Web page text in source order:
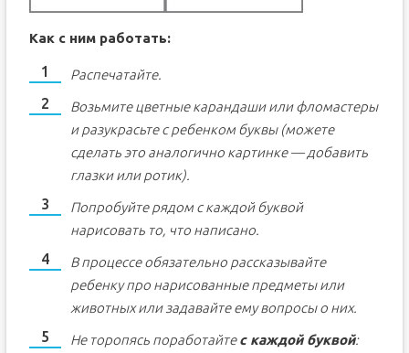
Как с ним работать:
Распечатайте.
Возьмите цветные карандаши или фломастеры
и разукрасьте с ребенком буквы (можете
сделать это аналогично картинке — добавить
глазки или ротик).
Попробуйте рядом с каждой буквой
нарисовать то, что написано.
В процессе обязательно рассказывайте
ребенку про нарисованные предметы или
животных или задавайте ему вопросы о них.
Не торопясь поработайтес каждой буквой: